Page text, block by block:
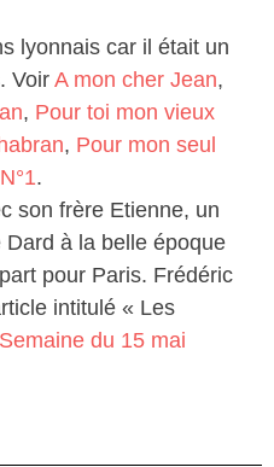
lyonnais car il était un
VoirA mon cher Jean,
, Pour toi mon vieux
, Pour mon seul
.
son frère Etienne, un
à la belle époque
pour Paris. Frédéric
intitulé « Les
du 15 mai